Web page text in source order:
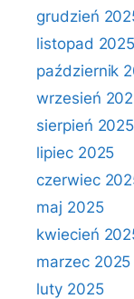
grudzień
listopad 2025
październik
wrzesień
sierpień 2025
lipiec 2025
czerwiec
maj 2025
kwiecień
marzec 2025
luty 2025